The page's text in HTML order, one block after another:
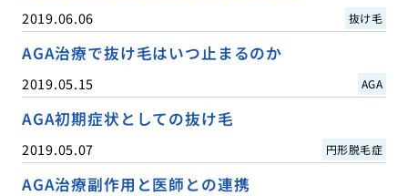
2019.06.06 抜け毛
AGA治療で抜け毛はいつ止まるのか
2019.05.15 AGA
AGA初期症状としての抜け毛
2019.05.07 円形脱毛症
AGA治療副作用と医師との連携